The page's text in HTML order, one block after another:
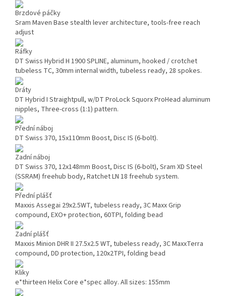
Brzdové páčky
Sram Maven Base stealth lever architecture, tools-free reach
adjust
Ráfky
DT Swiss Hybrid H 1900 SPLINE, aluminum, hooked / crotchet
tubeless TC, 30mm internal width, tubeless ready, 28 spokes.
Dráty
DT Hybrid I Straightpull, w/DT ProLock Squorx ProHead aluminum
nipples, Three-cross (1:1) pattern.
Přední náboj
DT Swiss 370, 15x110mm Boost, Disc IS (6-bolt).
Zadní náboj
DT Swiss 370, 12x148mm Boost, Disc IS (6-bolt), Sram XD Steel
(SSRAM) freehub body, Ratchet LN 18 freehub system.
Přední plášť
Maxxis Assegai 29x2.5WT, tubeless ready, 3C Maxx Grip
compound, EXO+ protection, 60TPI, folding bead
Zadní plášť
Maxxis Minion DHR II 27.5x2.5 WT, tubeless ready, 3C MaxxTerra
compound, DD protection, 120x2TPI, folding bead
Kliky
e*thirteen Helix Core e*spec alloy. All sizes: 155mm